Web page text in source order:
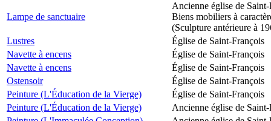
Lampe de sanctuaire
Ancienne église de Saint-
Biens mobiliers à
(Sculpture antérieure à
Lustres
Église de Saint-François
Navette à encens
Église de Saint-François
Navette à encens
Église de Saint-François
Ostensoir
Église de Saint-François
Peinture (L'Éducation de la Vierge)
Église de Saint-François
Peinture (L'Éducation de la Vierge)
Ancienne église de Saint-